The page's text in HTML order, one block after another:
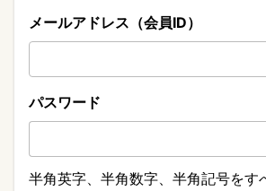
メールアドレス（会員ID）
パスワード
半角英字、半角数字、半角記号をす